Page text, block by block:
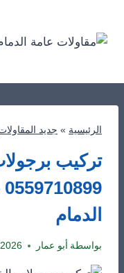
المحتوى
الرئيسية » جديد
تركيب
الدمام
بواسطة أبو عمار